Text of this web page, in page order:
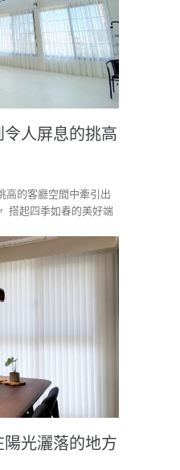
人屏息的挑高
高的客廳空間中牽引出
搭起四季如春的美好端
光灑落的地方